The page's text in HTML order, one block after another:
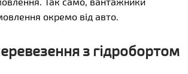
окремо від авто.
з гідробортом